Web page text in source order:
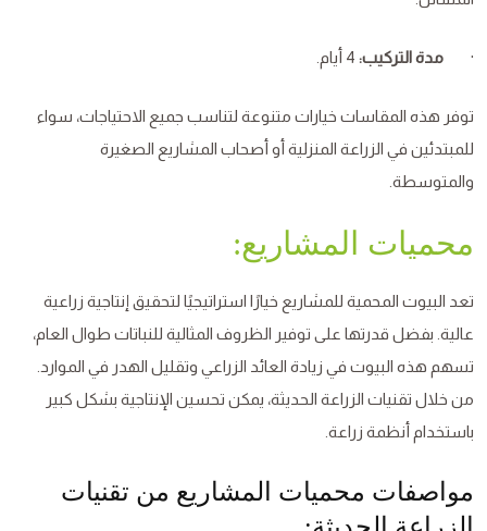
· مدة التركيب: 4 أيام.
توفر هذه المقاسات خيارات متنوعة لتناسب جميع الاحتياجات، سواء
للمبتدئين في الزراعة المنزلية أو أصحاب المشاريع الصغيرة
والمتوسطة.
محميات المشاريع:
تعد البيوت المحمية للمشاريع خيارًا استراتيجيًا لتحقيق إنتاجية زراعية
عالية. بفضل قدرتها على توفير الظروف المثالية للنباتات طوال العام،
تسهم هذه البيوت في زيادة العائد الزراعي وتقليل الهدر في الموارد.
من خلال تقنيات الزراعة الحديثة، يمكن تحسين الإنتاجية بشكل كبير
باستخدام أنظمة زراعة.
مواصفات محميات المشاريع من تقنيات